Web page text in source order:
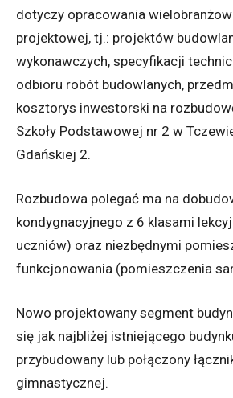
dotyczy opracowania
projektowej, tj.: projektów
wykonawczych, specyfikacji
odbioru robót budowlanych,
kosztorys inwestorski na
Szkoły Podstawowej nr 2 w
Gdańskiej 2.
Rozbudowa polegać ma na
kondygnacyjnego z 6 klasami
uczniów) oraz niezbędnymi
funkcjonowania (pomieszczenia
Nowo projektowany segment
się jak najbliżej istniejącego
przybudowany lub połączony
gimnastycznej.